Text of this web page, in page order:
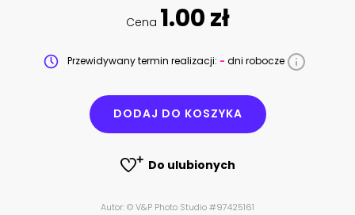
Cena 1.00 zł
Przewidywany termin realizacji: - dni robocze
DODAJ DO KOSZYKA
Do ulubionych
Autor: © V&P Photo Studio #97425161